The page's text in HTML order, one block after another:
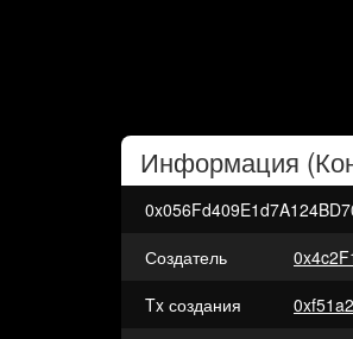
Информация (
Создатель
Tx создания